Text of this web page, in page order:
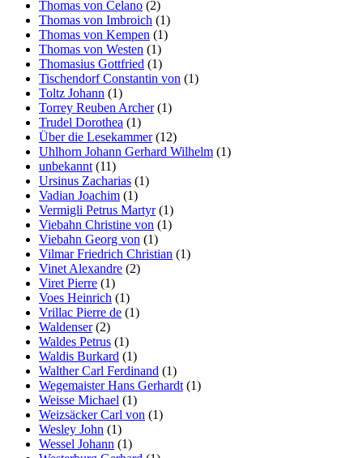
Thomas von Celano (2)
Thomas von Imbroich (1)
Thomas von Kempen (1)
Thomas von Westen (1)
Thomasius Gottfried (1)
Tischendorf Constantin von (1)
Toltz Johann (1)
Torrey Reuben Archer(1)
Trudel Dorothea (1)
Über die Lesekammer(12)
Uhlhorn Johann Gerhard Wilhelm (1)
unbekannt (11)
Ursinus Zacharias (1)
Vadian Joachim (1)
Vermigli Petrus Martyr(1)
Viebahn Christine von (1)
Viebahn Georg von (1)
Vilmar Friedrich Christian (1)
Vinet Alexandre (2)
Viret Pierre (1)
Voes Heinrich (1)
Vrillac Pierre de (1)
Waldenser(2)
Waldes Petrus (1)
Waldis Burkard (1)
Walther Carl Ferdinand (1)
Wegemaister Hans Gerhardt (1)
Weisse Michael (1)
Weizsäcker Carl von (1)
Wesley John (1)
Wessel Johann (1)